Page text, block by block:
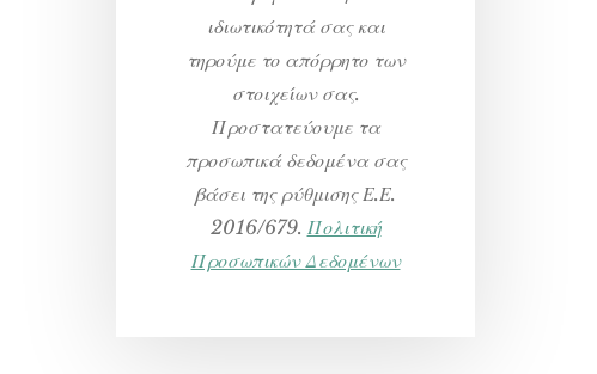
ιδιωτικότητά σας και
τηρούμε το απόρρητο των
στοιχείων σας.
Προστατεύουμε τα
προσωπικά δεδομένα σας
βάσει της ρύθμισης Ε.Ε.
2016/679. Πολιτική
Προσωπικών Δεδομένων